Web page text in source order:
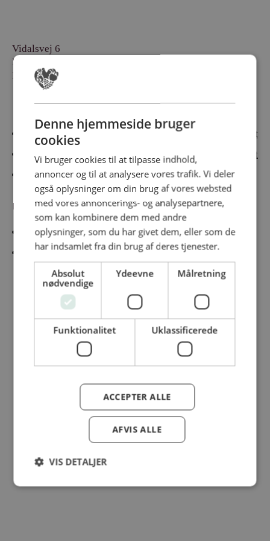
Vidalsvej 6
DK-9230 Svenstrup
Denmark
Cateringmesse Nord
Cateringmesse Midt
Cateringmesse Syd
Cateringmesse Øst
Cateringmesse Thy
Information
Cookiepolitk
Persondatapolitik
© Dansk Cater A/S - All rights reserved
Denne hjemmeside bruger
cookies
Vi bruger cookies til at tilpasse indhold,
annoncer og til at analysere vores trafik. Vi deler
også oplysninger om din brug af vores websted
med vores annoncerings- og analysepartnere,
som kan kombinere dem med andre
oplysninger, som du har givet dem, eller som de
har indsamlet fra din brug af deres tjenester.
Absolut
nødvendige
Ydeevne Målretning
Funktionalitet Uklassificerede
ACCEPTER ALLE
AFVIS ALLE
VIS DETALJER